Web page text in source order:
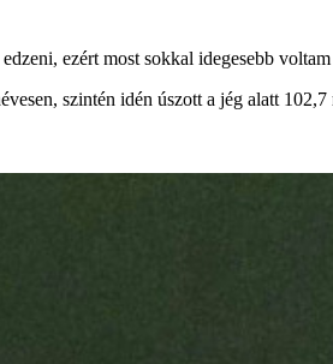
ezért most sokkal idegesebb
szintén idén úszott a jég alatt 102,7